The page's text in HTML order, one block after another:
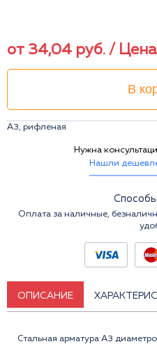
от 34,04 руб. / Цена
В
А3, рифленая
Нужна
Нашли
Оплата за наличные,
ОПИСАНИЕ
Стальная арматура А3